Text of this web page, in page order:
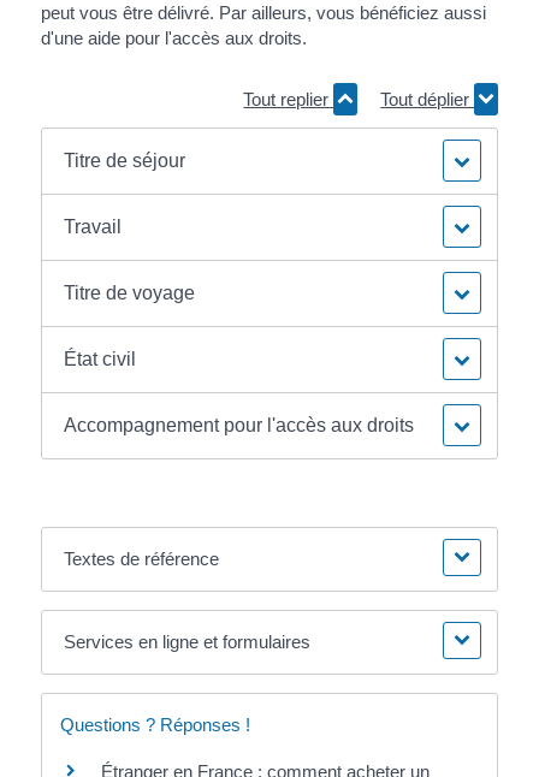
peut vous être délivré. Par ailleurs, vous bénéficiez aussi
d'une aide pour l'accès aux droits.
Tout replier Tout déplier
Titre de séjour
Travail
Titre de voyage
État civil
Accompagnement pour l'accès aux droits
Textes de référence
Services en ligne et formulaires
Questions ? Réponses !
Étranger en France : comment acheter un